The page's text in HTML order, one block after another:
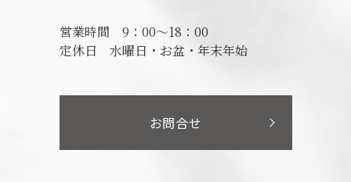
営業時間 9：00～18：00
定休日 水曜日・お盆・年末年始
お問合せ